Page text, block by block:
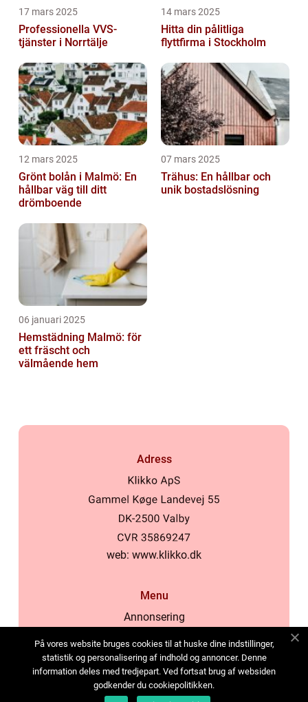
17 mars 2025
Professionella VVS-
tjänster i Norrtälje
14 mars 2025
Hitta din pålitliga
flyttfirma i Stockholm
12 mars 2025
Grönt bolån i Malmö: En
hållbar väg till ditt
drömboende
07 mars 2025
Trähus: En hållbar och
unik bostadslösning
06 januari 2025
Hemstädning Malmö: för
ett fräscht och
välmående hem
Adress
web: www.klikko.dk
Menu
Annonsering
Cookies
Kontakta oss
Sitemap
På vores website bruges cookies til at huske dine indstillinger,
statistik og personalisering af indhold og annoncer. Denne
information deles med tredjepart. Ved fortsat brug af websiden
godkender du cookiepolitikken.